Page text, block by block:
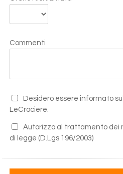
Commenti
Desidero essere informato
LeCrociere.
Autorizzo al trattamento dei
di legge (D.Lgs 196/2003)